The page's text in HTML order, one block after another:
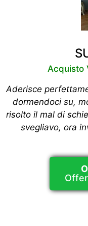
Acquisto
Aderisce
dormendoci su,
risolto il mal di
svegliavo, ora